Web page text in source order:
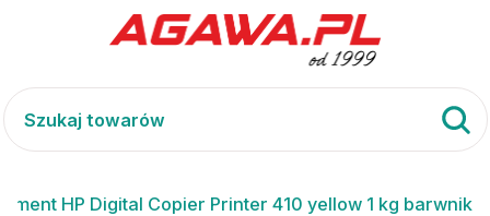
HP Digital Copier Printer 410 yellow 1 kg barwnik